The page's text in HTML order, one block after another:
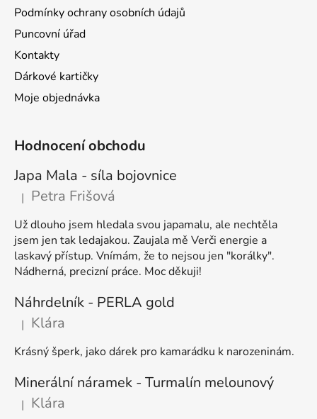
Podmínky ochrany osobních údajů
Puncovní úřad
Kontakty
Dárkové kartičky
Moje objednávka
Hodnocení obchodu
Japa Mala - síla bojovnice
Hodnocení produktu je 5 z 5 hvězdiček.
| Petra Frišová
Už dlouho jsem hledala svou japamalu, ale nechtěla
jsem jen tak ledajakou. Zaujala mě Verči energie a
laskavý přístup. Vnímám, že to nejsou jen "korálky".
Nádherná, precizní práce. Moc děkuji!
Náhrdelník - PERLA gold
Hodnocení produktu je 5 z 5 hvězdiček.
| Klára
Krásný šperk, jako dárek pro kamarádku k narozeninám.
Minerální náramek - Turmalín melounový
Hodnocení produktu je 5 z 5 hvězdiček.
| Klára